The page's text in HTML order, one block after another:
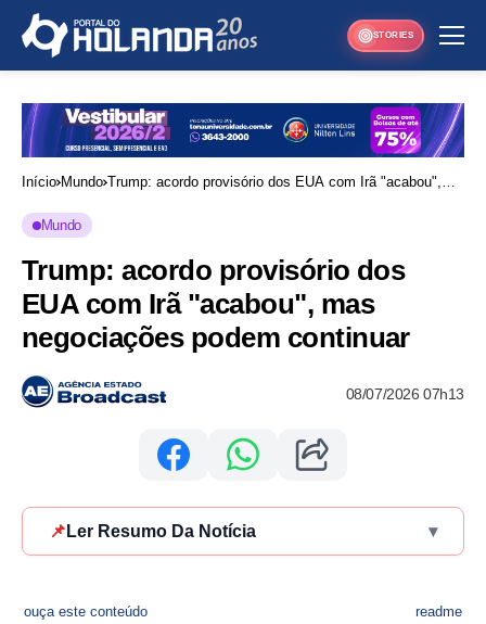
STORIES
Início Mundo Trump: acordo provisório dos EUA com Irã "acabou",
Mundo
Trump: acordo provisório dos
EUA com Irã "acabou", mas
negociações podem continuar
08/07/2026 07h13
📌 Ler Resumo Da Notícia ▾
ouça este conteúdo readme